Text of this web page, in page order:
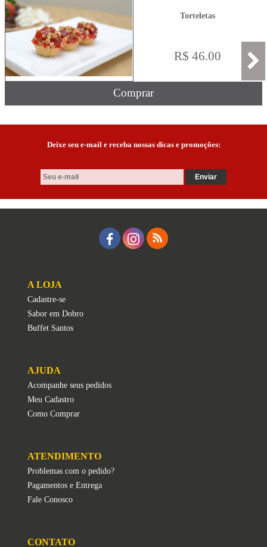
Torteletas
R$ 46.00
Comprar
Deixe seu e-mail e receba nossas dicas e promoções:
A LOJA
Cadastre-se
Sabor em Dobro
Buffet Santos
AJUDA
Acompanhe seus pedidos
Meu Cadastro
Como Comprar
ATENDIMENTO
Problemas com o pedido?
Pagamentos e Entrega
Fale Conosco
CONTATO